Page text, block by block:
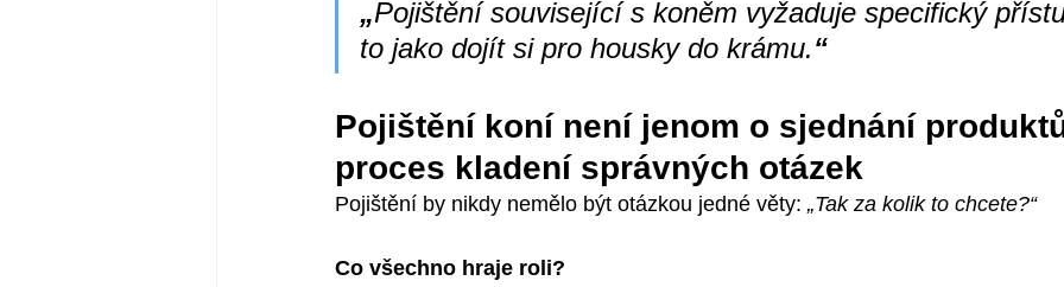
„Pojištění související s koněm vyžaduje specifický
to jako dojít si pro housky do krámu.“
Pojištění koní není jenom o sjednání
proces kladení správných otázek
Pojištění by nikdy nemělo být otázkou jedné věty: „Tak za kolik to chcete?“
Co všechno hraje roli?